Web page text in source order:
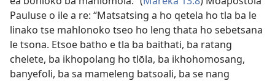
Pauluse o ile a re: “Matsatsing a ho qetela ho tla ba le
linako tse mahlonoko tseo ho leng thata ho sebetsana
le tsona. Etsoe batho e tla ba baithati, ba ratang
chelete, ba ikhopolang ho tlōla, ba ikhohomosang,
banyefoli, ba sa mameleng batsoali, ba se nang